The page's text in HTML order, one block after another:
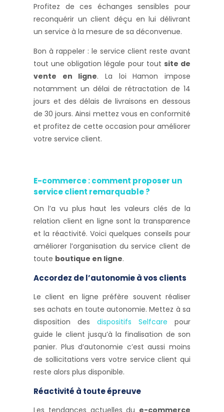
Profitez de ces échanges sensibles pour
reconquérir un client déçu en lui délivrant
un service à la mesure de sa déconvenue.
Bon à rappeler : le service client reste avant
tout une obligation légale pour tout site de
vente en ligne. La loi Hamon impose
notamment un délai de rétractation de 14
jours et des délais de livraisons en dessous
de 30 jours. Ainsi mettez vous en conformité
et profitez de cette occasion pour améliorer
votre service client.
E-commerce : comment proposer un
service client remarquable ?
On l’a vu plus haut les valeurs clés de la
relation client en ligne sont la transparence
et la réactivité. Voici quelques conseils pour
améliorer l’organisation du service client de
toute boutique en ligne.
Accordez de l’autonomie à vos clients
Le client en ligne préfère souvent réaliser
ses achats en toute autonomie. Mettez à sa
disposition des dispositifs Selfcare pour
guide le client jusqu’à la finalisation de son
panier. Plus d’autonomie c’est aussi moins
de sollicitations vers votre service client qui
reste alors plus disponible.
Réactivité à toute épreuve